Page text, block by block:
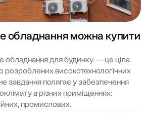
обладнання можна купити
обладнання для будинку — це ціла
розроблених високотехнологічних
завдання полягає у забезпечення
в різних приміщеннях:
промислових.